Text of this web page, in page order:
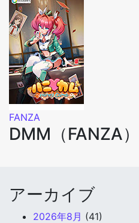
FANZA
DMM（FANZA
アーカイブ
2026年8月 (41)